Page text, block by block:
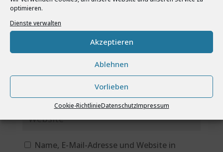
optimieren.
Dienste verwalten
Akzeptieren
Ablehnen
Vorlieben
Cookie-RichtlinieDatenschutzImpressum
Name, E-Mail-Adresse und Website in